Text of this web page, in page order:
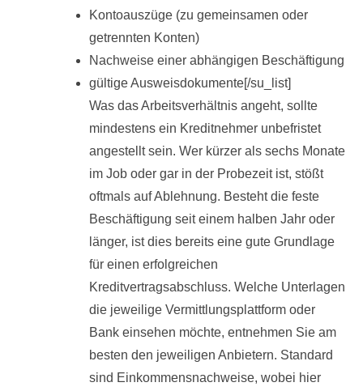
Kontoauszüge (zu gemeinsamen oder
getrennten Konten)
Nachweise einer abhängigen Beschäftigung
gültige Ausweisdokumente[/su_list]
Was das Arbeitsverhältnis angeht, sollte
mindestens ein Kreditnehmer unbefristet
angestellt sein. Wer kürzer als sechs Monate
im Job oder gar in der Probezeit ist, stößt
oftmals auf Ablehnung. Besteht die feste
Beschäftigung seit einem halben Jahr oder
länger, ist dies bereits eine gute Grundlage
für einen erfolgreichen
Kreditvertragsabschluss. Welche Unterlagen
die jeweilige Vermittlungsplattform oder
Bank einsehen möchte, entnehmen Sie am
besten den jeweiligen Anbietern. Standard
sind Einkommensnachweise, wobei hier